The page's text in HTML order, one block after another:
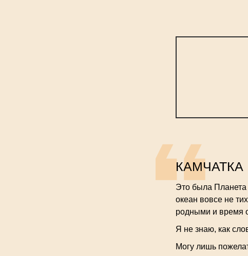
КАМЧАТКА
Это была Планета
океан вовсе не
родными и время
Я не знаю, как
Могу лишь